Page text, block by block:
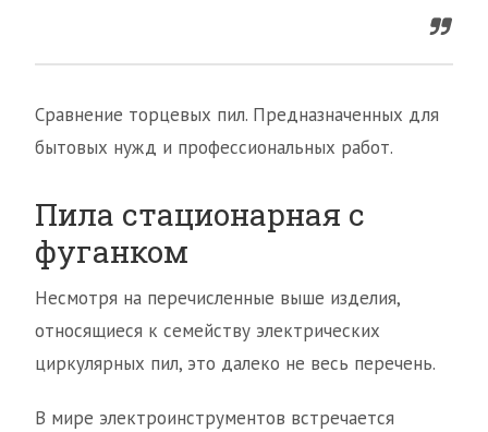
Сравнение торцевых пил. Предназначенных для
бытовых нужд и профессиональных работ.
Пила стационарная с
фуганком
Несмотря на перечисленные выше изделия,
относящиеся к семейству электрических
циркулярных пил, это далеко не весь перечень.
В мире электроинструментов встречается